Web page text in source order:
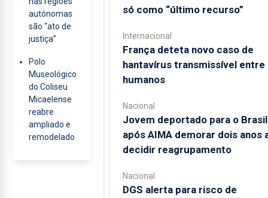
autónomas
são “ato de
justiça”
Polo
Museológico
do Coliseu
Micaelense
reabre
ampliado e
remodelado
só como “último recurso”
Internacional
França deteta novo caso de
hantavírus transmissível entre
humanos
Nacional
Jovem deportado para o Brasil
após AIMA demorar dois anos
decidir reagrupamento
Nacional
DGS alerta para risco de